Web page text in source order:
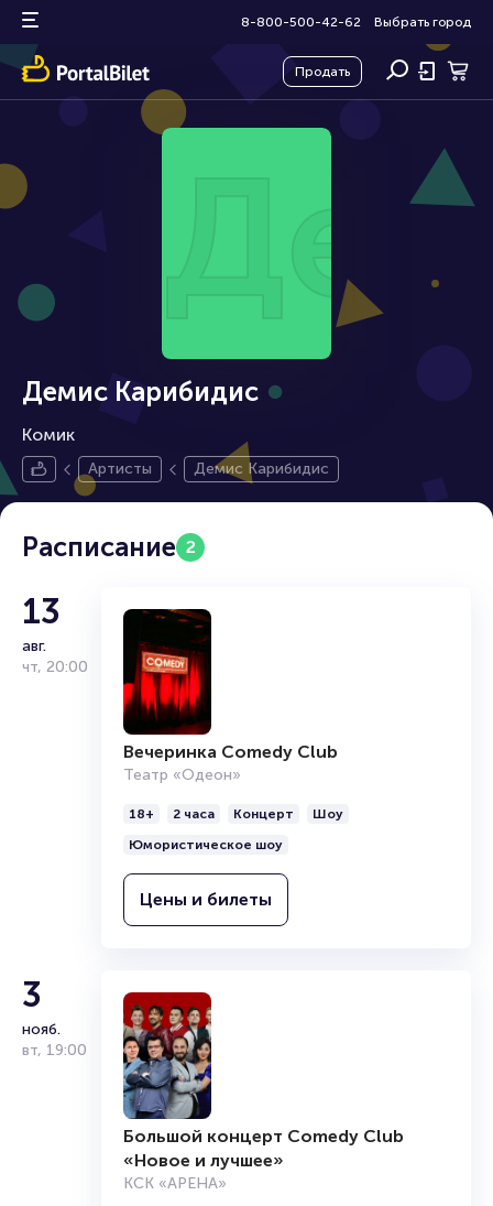
8-800-500-42-62 Выбрать город
Продать
Демис Карибидис
Комик
Артисты Демис Карибидис
Расписание 2
13
авг.
чт, 20:00
Вечеринка Comedy Club
Театр «Одеон»
18+ 2 часа Концерт
Шоу
Юмористическое шоу
Цены и билеты
3
нояб.
вт, 19:00
Большой концерт Comedy Club
«Новое и лучшее»
КСК «АРЕНА»